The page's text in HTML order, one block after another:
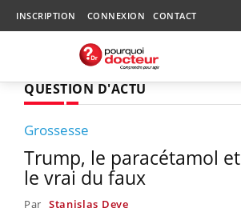
INSCRIPTION CONNEXION CONTACT
QUESTION D'ACTU
Grossesse
Trump, le paracétamol et
le vrai du faux
Par Stanislas Deve